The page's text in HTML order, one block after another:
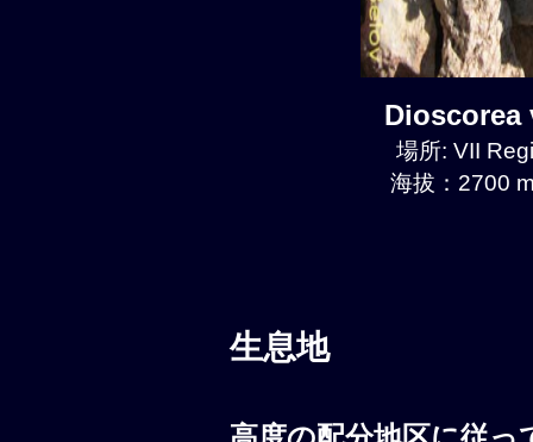
Dioscorea
場所: VII
海拔：2700
生息地